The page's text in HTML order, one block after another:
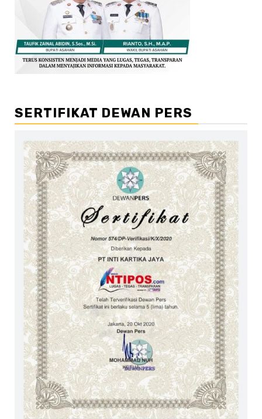
SERTIFIKAT DEWAN PERS